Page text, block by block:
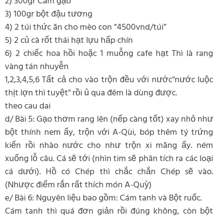
3) 100gr bột đậu tương
4) 2 túi thức ăn cho mèo con “4500vnd/túi”
5) 2 củ cà rốt thái hạt lựu hấp chín
6) 2 chiếc hoa hồi hoặc 1 muỗng cafe hạt Thì là rang
vàng tán nhuyễn
1,2,3,4,5,6 Tất cả cho vào trộn đều với nước"nước luộc
thịt lợn thì tuyệt" rồi ủ qua đêm là dùng được.
theo cau dai
d/ Bài 5: Gạo thơm rang lên (nếp càng tốt) xay nhỏ như
bột thính nem ấy, trộn với A-Qùi, bóp thêm tý trứng
kiến rồi nhào nước cho như trộn xi măng ấy. ném
xuống lỗ câu. Cá sẽ tới (nhìn tim sẽ phân tích ra các loại
cá dưới). Hồ có Chép thì chắc chắn Chép sẽ vào.
(Nhược điểm rắn rất thích món A-Quỳ)
e/ Bài 6: Nguyên liệu bao gồm: Cám tanh và Bột ruốc.
Cám tanh thì quá đơn giản rồi đúng không, còn bột